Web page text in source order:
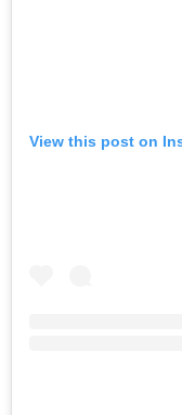
View this post on